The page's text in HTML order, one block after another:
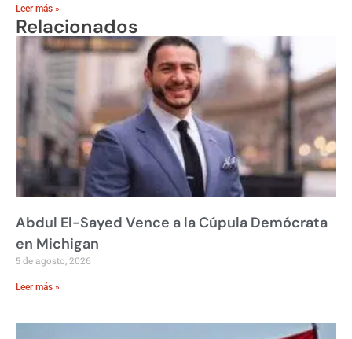
Leer más »
Relacionados
Abdul El-Sayed Vence a la Cúpula Demócrata
en Michigan
5 de agosto, 2026
Leer más »